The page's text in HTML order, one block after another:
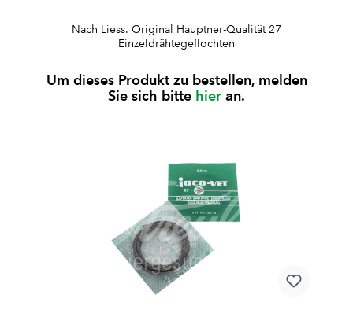
Nach Liess. Original Hauptner-Qualität 27
Einzeldrähtegeflochten
Um dieses Produkt zu bestellen, melden
Sie sich bitte hier an.